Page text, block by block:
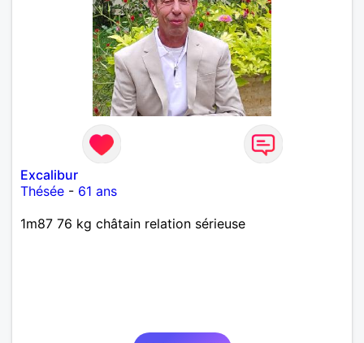
Excalibur
Thésée - 61 ans
1m87 76 kg châtain relation sérieuse